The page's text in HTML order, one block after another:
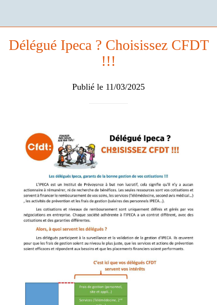
Délégué Ipeca ? Choisissez CFDT
!!!
Publié le 11/03/2025